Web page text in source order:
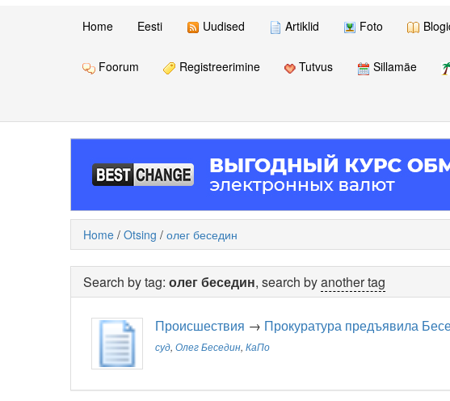
Home Eesti Uudised Artiklid Foto
Foorum Registreerimine Tutvus Sillamäe
Home / Otsing / олег беседин
Search by tag: олег беседин, search byanother tag
Происшествия → Прокуратура предъявила
суд, Олег Беседин, КаПо